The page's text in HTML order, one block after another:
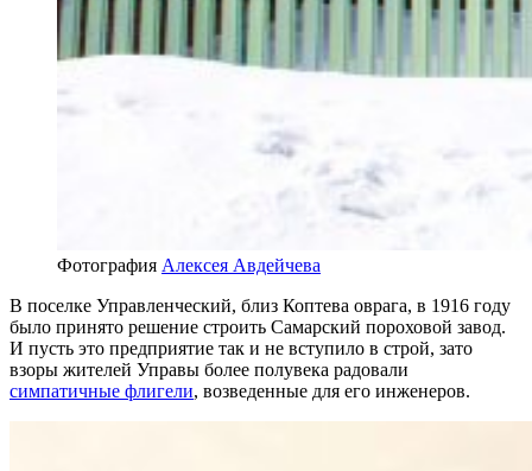
Фотография Алексея Авдейчева
В поселке Управленческий, близ Коптева оврага, в 1916 году
было принято решение строить Самарский пороховой завод.
И пусть это предприятие так и не вступило в строй, зато
взоры жителей Управы более полувека радовали
симпатичные флигели, возведенные для его инженеров.